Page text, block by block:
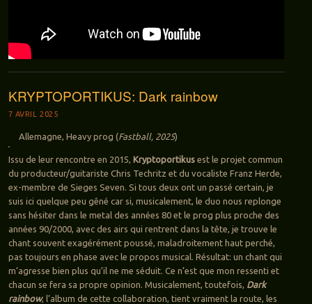
KRYPTOPORTIKUS: Dark rainbow
7 AVRIL 2025
Allemagne, Heavy prog (Fastball, 2025)
Issu de leur rencontre en 2015, Kryptoportikusest le projet commun
du producteur/guitariste Chris Techritz et du vocaliste Franz Herde,
ex-membre de Sieges Seven. Si tous deux ont un passé certain, je
suis ici quelque peu gêné car si, musicalement, le duo nous replonge
sans hésiter dans le metal des années 80 et le prog plus proche des
années 90/2000, avec des airs qui rentrent dans la tête, je trouve le
chant souvent exagérément poussé, maladroitement haut perché,
pas toujours en phase avec le propos musical. Résultat: un chant qui
m’agresse bien plus qu’il ne me séduit. Ce n’est que mon ressenti et
chacun se fera sa propre opinion. Musicalement, toutefois, Dark
rainbow, l’album de cette collaboration, tient vraiment la route, les